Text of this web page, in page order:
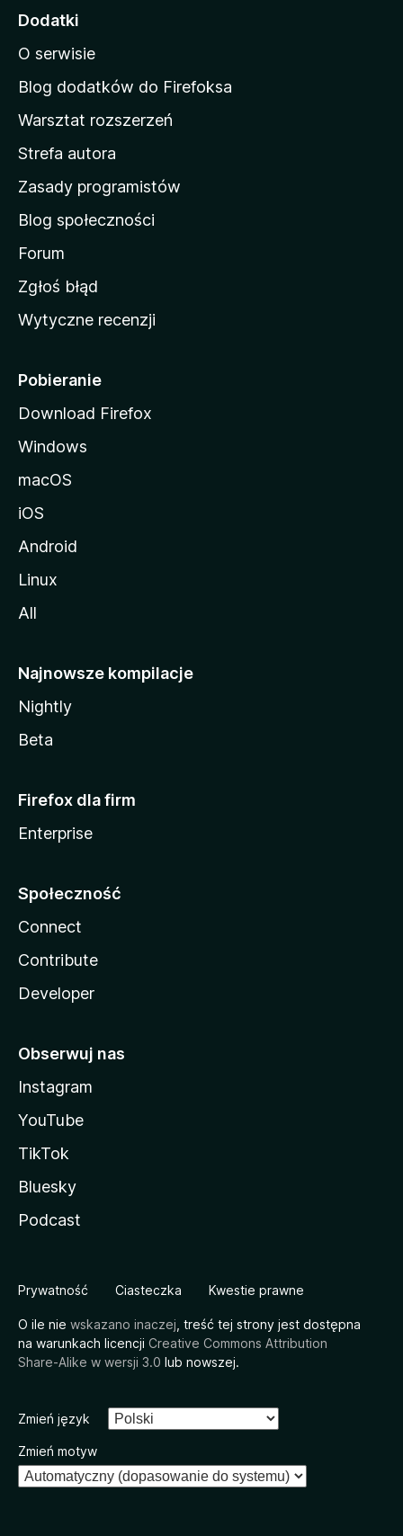
o
a
d
m
o
w
M
o
z
l
i
Dodatki
O serwisie
Blog dodatków do Firefoksa
Warsztat rozszerzeń
Strefa autora
Zasady programistów
Blog społeczności
Forum
Zgłoś błąd
Wytyczne recenzji
Pobieranie
Download Firefox
Windows
macOS
iOS
Android
Linux
All
Najnowsze kompilacje
Nightly
Beta
Firefox dla firm
Enterprise
Społeczność
Connect
Contribute
Developer
Obserwuj nas
Instagram
YouTube
TikTok
Bluesky
Podcast
Prywatność Ciasteczka Kwestie prawne
O ile nie wskazano inaczej , treść tej strony jest dostępna
na warunkach licencji Creative Commons Attribution
Share-Alike w wersji 3.0 lub nowszej.
Zmień język
Zmień motyw